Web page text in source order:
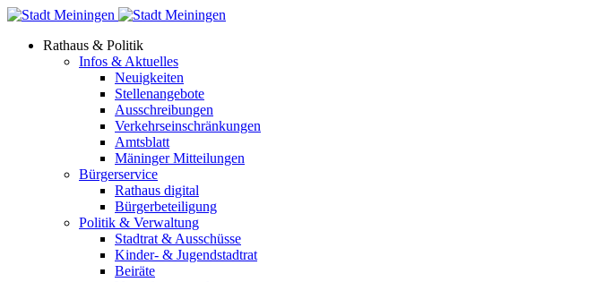
Rathaus & Politik
Infos & Aktuelles
Neuigkeiten
Stellenangebote
Ausschreibungen
Verkehrs­einschränkungen
Amtsblatt
Mäninger Mitteilungen
Bürgerservice
Rathaus digital
Bürgerbeteiligung
Politik & Verwaltung
Stadtrat & Ausschüsse
Kinder- & Jugendstadtrat
Beiräte